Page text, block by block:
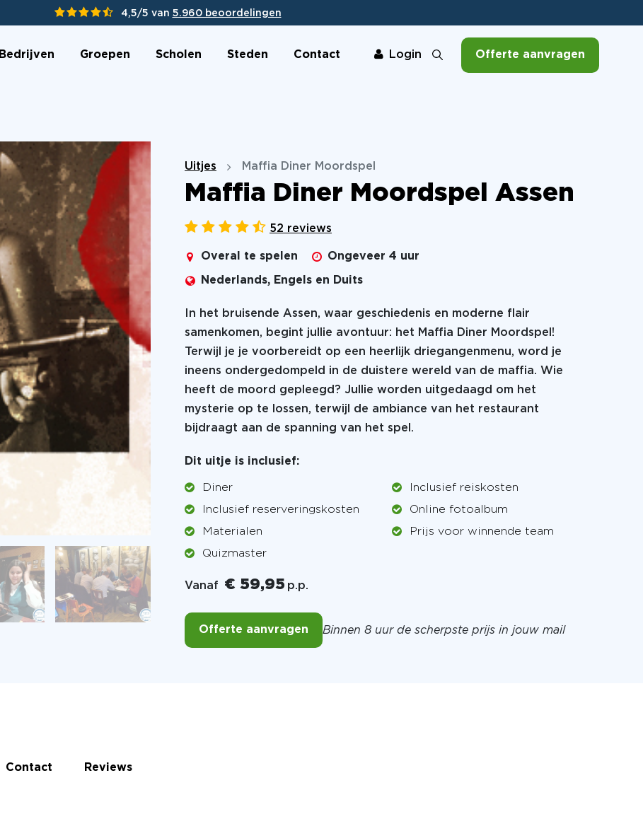
4,5/5 van 5.960 beoordelingen
Bedrijven Groepen Scholen Steden Contact Login Offerte aanvragen
Uitjes Maffia Diner Moordspel
Maffia Diner Moordspel Assen
52 reviews
Overal te spelen Ongeveer 4 uur
Nederlands, Engels en Duits
In het bruisende Assen, waar geschiedenis en moderne flair
samenkomen, begint jullie avontuur: het Maffia Diner Moordspel!
Terwijl je je voorbereidt op een heerlijk driegangenmenu, word je
ineens ondergedompeld in de duistere wereld van de maffia. Wie
heeft de moord gepleegd? Jullie worden uitgedaagd om het
mysterie op te lossen, terwijl de ambiance van het restaurant
bijdraagt aan de spanning van het spel.
Dit uitje is inclusief:
Diner Inclusief reiskosten
Inclusief reserveringskosten Online fotoalbum
Materialen Prijs voor winnende team
Quizmaster
Vanaf € 59,95 p.p.
Offerte aanvragen Binnen 8 uur de scherpste prijs in jouw mail
Contact Reviews